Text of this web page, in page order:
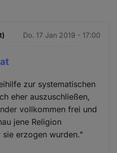
Do. 17 Jan 2019 - 17:00
zur systematischen
eher auszuschließen,
vollkommen frei und
jene Religion
erzogen wurden."